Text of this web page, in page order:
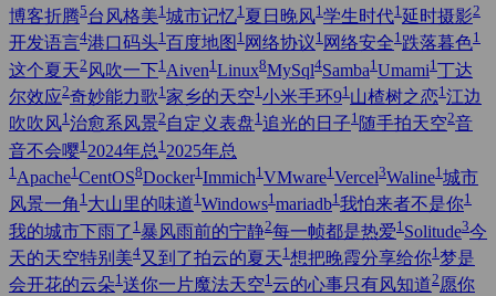
博客折腾5台风格美1 城市记忆1 夏日晚风1 学生时代1 延时摄影2
开发语言4港口码头1 百度地图 1 网络协议1 网络安全1 跌落暮色1
这个夏天2 风吹一下1 Aiven1 Linux8MySql4Samba1 Umami1 丁达
尔效应2奇妙能力歌1 家乡的天空1 小米手环91 山楂树之恋1 江边
吹吹风1 治愈系风景2 自定义表盘1 追光的日子1 随手拍天空2音
音不会嘤1 2024年总 1 2025年总
1 Apache1 CentOS8Docker1 Immich1 VMware1 Vercel3Waline1 城市
风景一角 1 大山里的味道1 Windows1 mariadb1 我怕来者不是你1
我的城市下雨了 1 暴风雨前的宁静2每一帧都是热爱1 Solitude3今
天的天空特别美4又到了拍云的夏天1 想把晚霞分享给你1 梦是
会开花的云朵1 送你一片魔法天空1 云的心事只有风知道2愿你